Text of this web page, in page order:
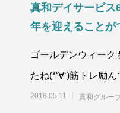
真和デイサービス
年を迎えることが
ゴールデンウィーク
たね(*‘∀‘)筋トレ励
笑&n
2018.05.11 真和グルー